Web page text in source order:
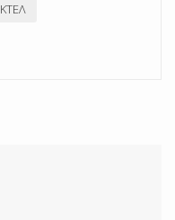
ΚΤΕΛ